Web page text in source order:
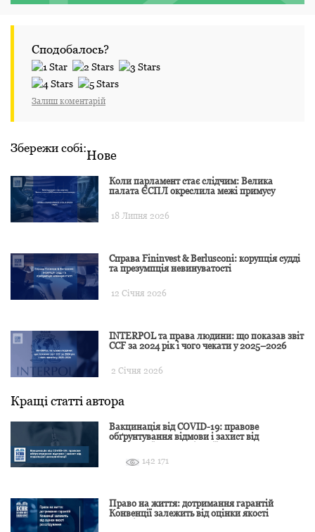
Сподобалось?
Залиш коментарій
Збережи собі:Нове
Коли парламент стає слідчим: Велика
палата ЄСПЛ окреслила межі примусу
18 Липня 2026
Справа Fininvest & Berlusconi: корупція судді
та презумпція невинуватості
12 Січня 2026
INTERPOL та права людини: що показав звіт
CCF за 2024 рік і чого чекати у 2025–2026
2 Січня 2026
Кращі статті автора
Вакцинація від COVID-19: правове
обґрунтування відмови і захист від
142 171
Право на життя: дотримання гарантій
Конвенції залежить від оцінки якості